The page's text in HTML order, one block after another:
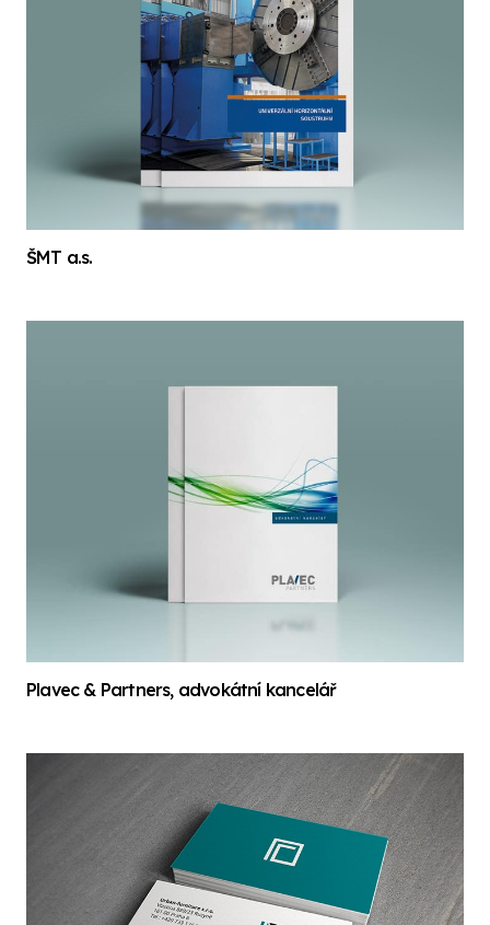
ŠMT a.s.
Plavec & Partners, advokátní kancelář